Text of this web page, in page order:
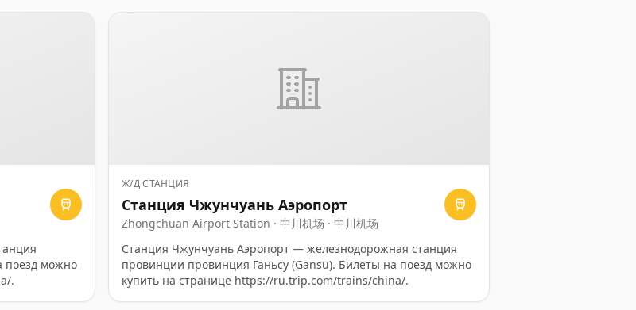
поезд можно
.
Ж/Д СТАНЦИЯ
Станция Чжунчуань Аэропорт
Zhongchuan Airport Station · 中川机场 · 中川机场
Станция Чжунчуань Аэропорт — железнодорожная станция
провинции провинция Ганьсу (Gansu). Билеты на поезд можно
купить на странице https://ru.trip.com/trains/china/.